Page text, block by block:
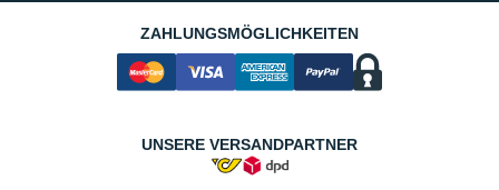
ZAHLUNGSMÖGLICHKEITEN
UNSERE VERSANDPARTNER